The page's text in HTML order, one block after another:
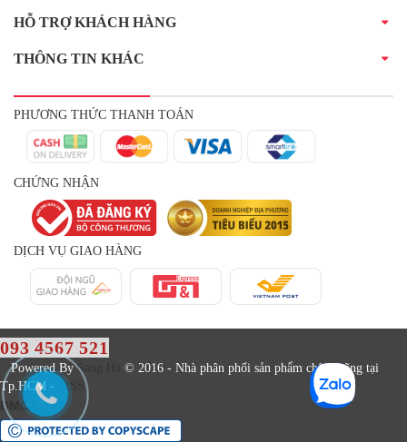
HỖ TRỢ KHÁCH HÀNG
THÔNG TIN KHÁC
PHƯƠNG THỨC THANH TOÁN
CHỨNG NHẬN
DỊCH VỤ GIAO HÀNG
093 4567 521
Powered BySang Hà
© 2016 - Nhà phân phối sản phẩm chính hãng tại
Tp.HCM -
RSS
DMCA
BẢO VỆ